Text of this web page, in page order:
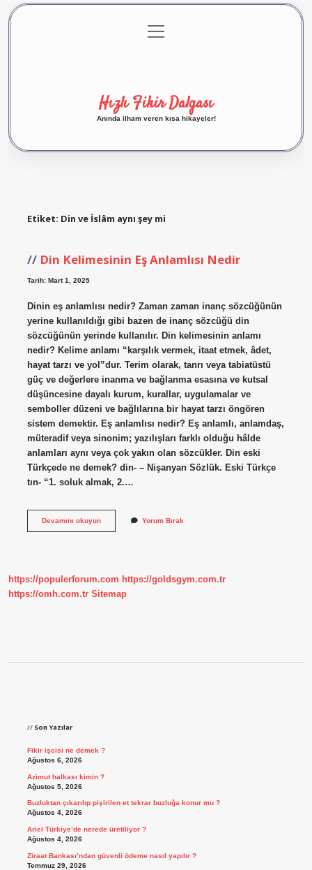
Gizlilik Politikası
menüyü
aç
Hızlı Fikir Dalgası
Anında ilham veren kısa hikayeler!
Etiket: Din ve İslâm aynı şey mi
Din Kelimesinin Eş Anlamlısı Nedir
Tarih: Mart 1, 2025
Dinin eş anlamlısı nedir? Zaman zaman inanç sözcüğünün
yerine kullanıldığı gibi bazen de inanç sözcüğü din
sözcüğünün yerinde kullanılır. Din kelimesinin anlamı
nedir? Kelime anlamı “karşılık vermek, itaat etmek, âdet,
hayat tarzı ve yol”dur. Terim olarak, tanrı veya tabiatüstü
güç ve değerlere inanma ve bağlanma esasına ve kutsal
düşüncesine dayalı kurum, kurallar, uygulamalar ve
semboller düzeni ve bağlılarına bir hayat tarzı öngören
sistem demektir. Eş anlamlısı nedir? Eş anlamlı, anlamdaş,
müteradif veya sinonim; yazılışları farklı olduğu hâlde
anlamları aynı veya çok yakın olan sözcükler. Din eski
Türkçede ne demek? din- – Nişanyan Sözlük. Eski Türkçe
tın- “1. soluk almak, 2.…
Devamını okuyunDin
Yorum Bırak
https://populerforum.com https://goldsgym.com.tr
https://omh.com.tr Sitemap
Son Yazılar
Fikir işcisi ne demek ?
Ağustos 6, 2026
Azimut halkası kimin ?
Ağustos 5, 2026
Buzluktan çıkarılıp pişirilen et tekrar buzluğa konur mu ?
Ağustos 4, 2026
Ariel Türkiye’de nerede üretiliyor ?
Ağustos 4, 2026
Ziraat Bankası’ndan güvenli ödeme nasıl yapılır ?
Temmuz 29, 2026